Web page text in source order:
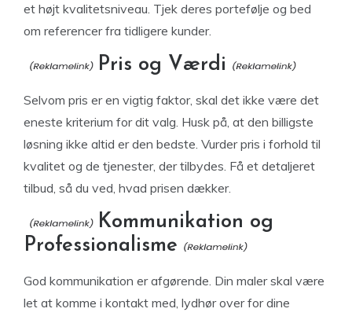
et højt kvalitetsniveau. Tjek deres portefølje og bed
om referencer fra tidligere kunder.
Pris og Værdi
Selvom pris er en vigtig faktor, skal det ikke være det
eneste kriterium for dit valg. Husk på, at den billigste
løsning ikke altid er den bedste. Vurder pris i forhold til
kvalitet og de tjenester, der tilbydes. Få et detaljeret
tilbud, så du ved, hvad prisen dækker.
Kommunikation og
Professionalisme
God kommunikation er afgørende. Din maler skal være
let at komme i kontakt med, lydhør over for dine